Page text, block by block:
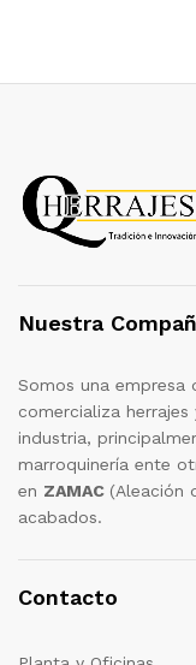
Nuestra
Somos una empresa
comercializa
industria,
marroquinería ente
en ZAMAC (Aleación
acabados.
Contacto